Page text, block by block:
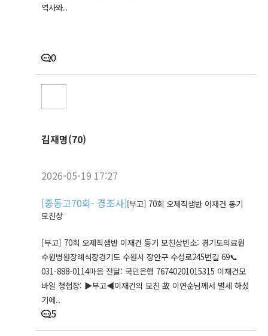
역사와..
0
김재명(70)
2026-05-19 17:27
[중동고70회- 경조사][부고] 70회 오제직샘반 이재건 동기
모친상
[부고] 70회 오제직샘반 이재건 동기 모친상빈소: 경기도의료원
수원병원장례식장경기도 수원시 장안구 수성로245번길 69📞
031-888-0114마음 전달: 국민은행 76740201015315 이재건모
바일 청첩장: ▶부고◀이재건의 모친 故 이연순님께서 별세 하셨
기에..
5